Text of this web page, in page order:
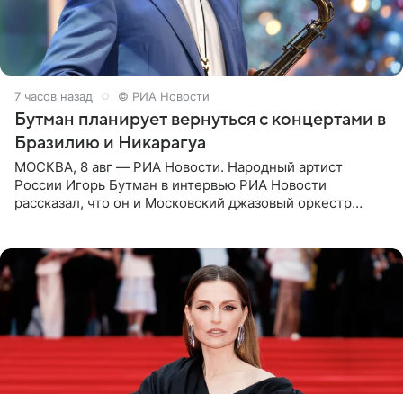
7 часов назад © РИА Новости
Бутман планирует вернуться с концертами в
Бразилию и Никарагуа
МОСКВА, 8 авг — РИА Новости. Народный артист
России Игорь Бутман в интервью РИА Новости
рассказал, что он и Московский джазовый оркестр